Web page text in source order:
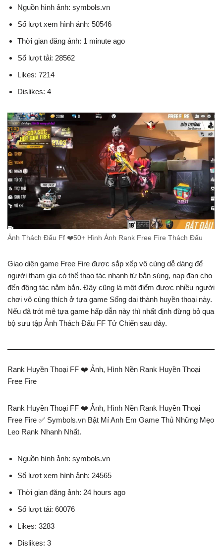
Nguồn hình ảnh: symbols.vn
Số lượt xem hình ảnh: 50546
Thời gian đăng ảnh: 1 minute ago
Số lượt tải: 28562
Likes: 7214
Dislikes: 4
Ảnh Thách Đấu Ff ❤️50+ Hình Ảnh Rank Free Fire Thách Đấu
Giao diện game Free Fire được sắp xếp vô cùng dễ dàng để
người tham gia có thể thao tác nhanh từ bắn súng, nạp đạn cho
đến động tác nằm bắn. Đây cũng là một điểm được nhiều người
chơi vô cùng thích ở tựa game Sống dai thành huyền thoại này.
Nếu đã trót mê tựa game hấp dẫn này thì nhất định đừng bỏ qua
bộ sưu tập Ảnh Thách Đấu FF Tử Chiến sau đây.
Rank Huyền Thoại FF ❤️️ Ảnh, Hình Nền Rank Huyền Thoại
Free Fire
Rank Huyền Thoại FF ❤️️ Ảnh, Hình Nền Rank Huyền Thoại
Free Fire ✅ Symbols.vn Bật Mí Anh Em Game Thủ Những Mẹo
Leo Rank Nhanh Nhất.
Nguồn hình ảnh: symbols.vn
Số lượt xem hình ảnh: 24565
Thời gian đăng ảnh: 24 hours ago
Số lượt tải: 60076
Likes: 3283
Dislikes: 3